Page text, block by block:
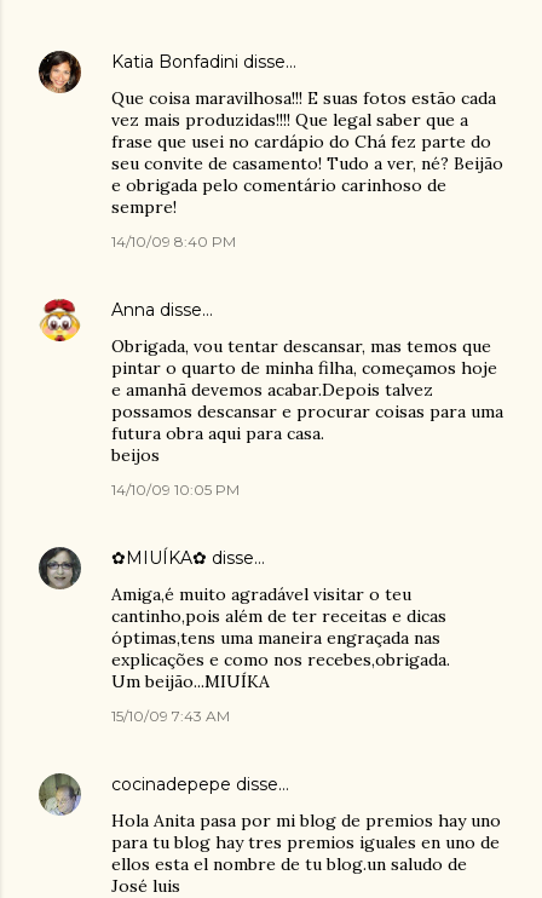
Katia Bonfadini disse…
Que coisa maravilhosa!!! E suas fotos estão cada
vez mais produzidas!!!! Que legal saber que a
frase que usei no cardápio do Chá fez parte do
seu convite de casamento! Tudo a ver, né? Beijão
e obrigada pelo comentário carinhoso de
sempre!
14/10/09 8:40 PM
Anna disse…
Obrigada, vou tentar descansar, mas temos que
pintar o quarto de minha filha, começamos hoje
e amanhã devemos acabar.Depois talvez
possamos descansar e procurar coisas para uma
futura obra aqui para casa.
beijos
14/10/09 10:05 PM
✿MIUÍKA✿ disse…
Amiga,é muito agradável visitar o teu
cantinho,pois além de ter receitas e dicas
óptimas,tens uma maneira engraçada nas
explicações e como nos recebes,obrigada.
Um beijão...MIUÍKA
15/10/09 7:43 AM
cocinadepepe disse…
Hola Anita pasa por mi blog de premios hay uno
para tu blog hay tres premios iguales en uno de
ellos esta el nombre de tu blog.un saludo de
José luis